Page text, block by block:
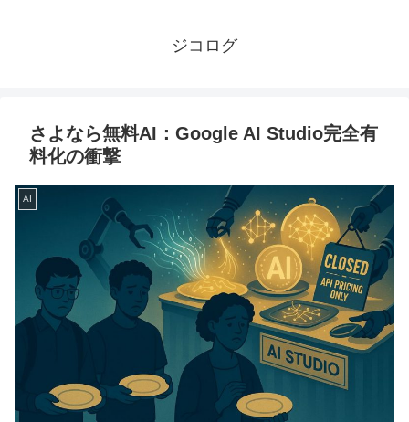
ジコログ
さよなら無料AI：Google AI Studio完全有
料化の衝撃
AI